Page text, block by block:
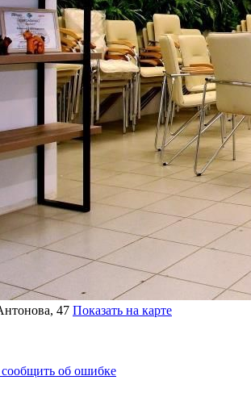
47 Показать на карте
об ошибке